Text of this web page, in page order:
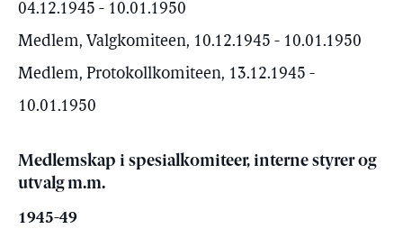
04.12.1945 - 10.01.1950
Medlem, Valgkomiteen, 10.12.1945 - 10.01.1950
Medlem, Protokollkomiteen, 13.12.1945 -
10.01.1950
Medlemskap i spesialkomiteer, interne styrer og
utvalg m.m.
1945-49